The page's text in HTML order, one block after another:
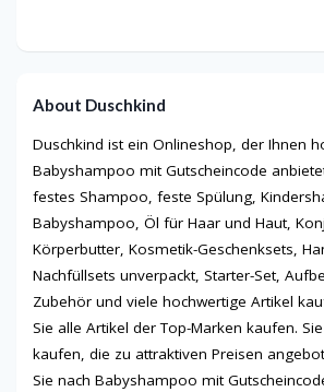
About Duschkind
Duschkind ist ein Onlineshop, der Ihnen
Babyshampoo mit Gutscheincode
festes Shampoo, feste Spülung,
Babyshampoo, Öl für Haar und Haut,
Körperbutter, Kosmetik-Geschenksets,
Nachfüllsets unverpackt, Starter-Set,
Zubehör und viele hochwertige Artikel
Sie alle Artikel der Top-Marken kaufen.
kaufen, die zu attraktiven Preisen
Sie nach Babyshampoo mit